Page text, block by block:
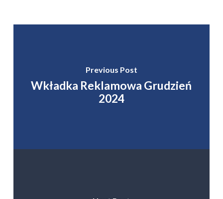
Previous Post
Wkładka Reklamowa Grudzień
2024